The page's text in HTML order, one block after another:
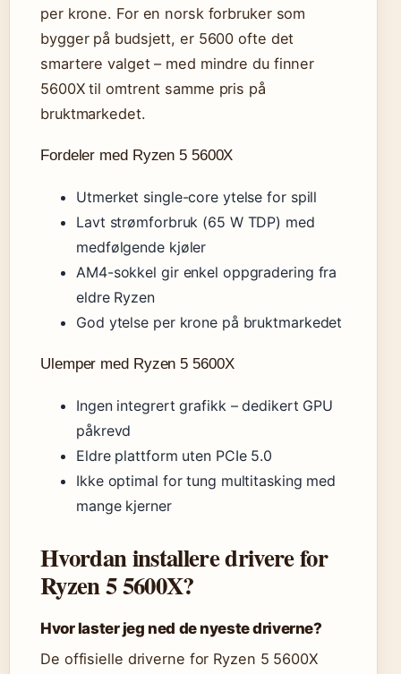
per krone. For en norsk forbruker som
bygger på budsjett, er 5600 ofte det
smartere valget – med mindre du finner
5600X til omtrent samme pris på
bruktmarkedet.
Fordeler med Ryzen 5 5600X
Utmerket single-core ytelse for spill
Lavt strømforbruk (65 W TDP) med
medfølgende kjøler
AM4-sokkel gir enkel oppgradering fra
eldre Ryzen
God ytelse per krone på bruktmarkedet
Ulemper med Ryzen 5 5600X
Ingen integrert grafikk – dedikert GPU
påkrevd
Eldre plattform uten PCIe 5.0
Ikke optimal for tung multitasking med
mange kjerner
Hvordan installere drivere for
Ryzen 5 5600X?
Hvor laster jeg ned de nyeste driverne?
De offisielle driverne for Ryzen 5 5600X